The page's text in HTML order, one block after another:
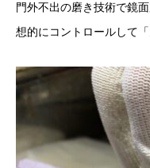
門外不出の磨き技術で鏡
想的にコントロールして